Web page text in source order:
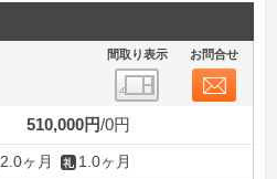
間取り表示 お問合せ
510,000円 0円
2.0ヶ月 1.0ヶ月